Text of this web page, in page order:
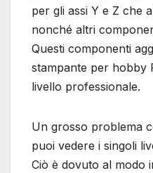
per gli assi Y e Z che
nonché altri
Questi componenti
stampante per hobby
livello professionale.
Un grosso problema
puoi vedere i singoli
Ciò è dovuto al modo